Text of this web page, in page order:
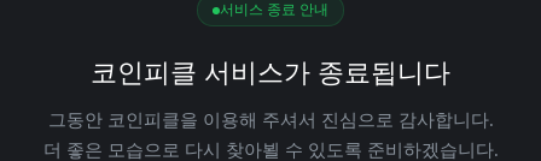
서비스 종료 안내
코인피클 서비스가 종료됩니다
그동안 코인피클을 이용해 주셔서 진심으로 감사합니다.
더 좋은 모습으로 다시 찾아뵐 수 있도록 준비하겠습니다.